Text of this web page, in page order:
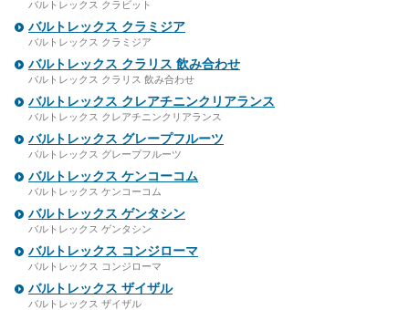
バルトレックス クラビット
バルトレックス クラミジア
バルトレックス クラミジア
バルトレックス クラリス 飲み合わせ
バルトレックス クラリス 飲み合わせ
バルトレックス クレアチニンクリアランス
バルトレックス クレアチニンクリアランス
バルトレックス グレープフルーツ
バルトレックス グレープフルーツ
バルトレックス ケンコーコム
バルトレックス ケンコーコム
バルトレックス ゲンタシン
バルトレックス ゲンタシン
バルトレックス コンジローマ
バルトレックス コンジローマ
バルトレックス ザイザル
バルトレックス ザイザル